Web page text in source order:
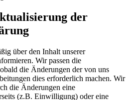
der
über den Inhalt unserer
Wir passen die
die Änderungen der von uns
dies erforderlich machen. Wir
die Änderungen eine
(z.B. Einwilligung) oder eine